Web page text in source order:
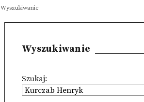
Wyszukiwanie
Wyszukiwanie
Szukaj: